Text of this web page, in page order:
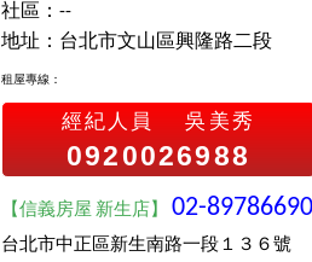
社區：--
地址：台北市文山區興隆路二段
租屋專線：
經紀人員 吳美秀
0920026988
【信義房屋 新生店】 02-89786690
台北市中正區新生南路一段１３６號